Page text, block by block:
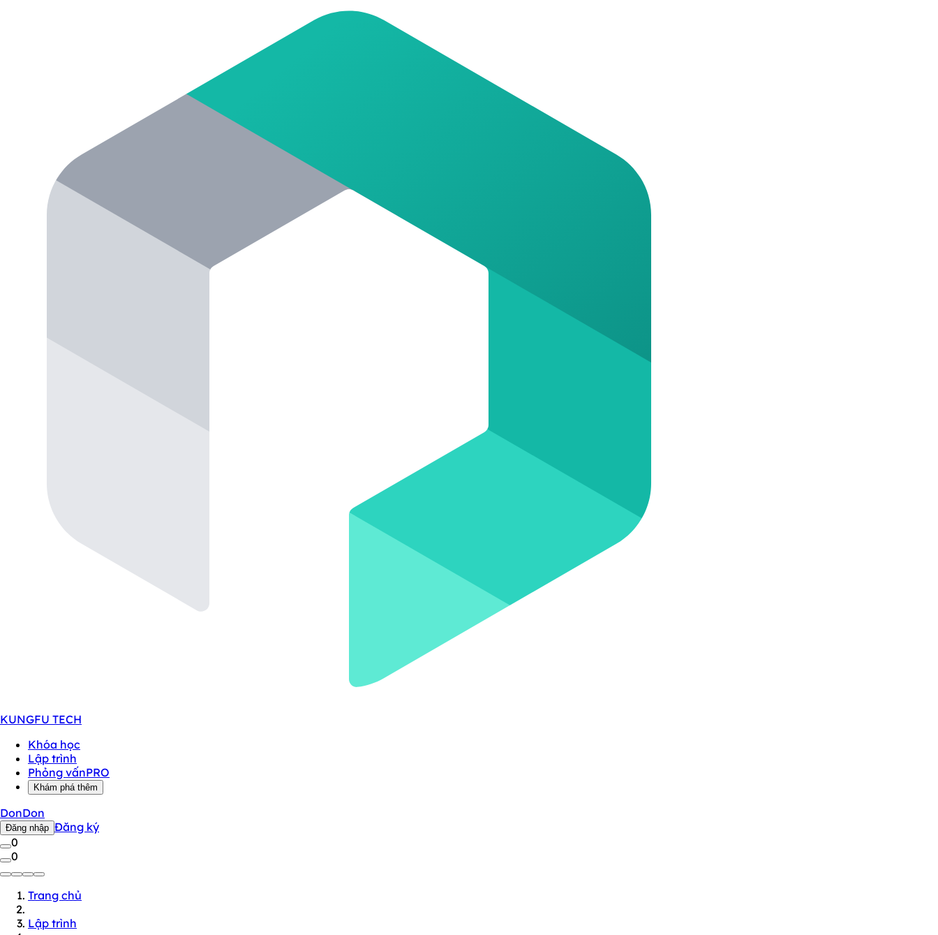
KUNGFU TECH
Khóa học
Lập trình
Phỏng vấnPRO
Khám phá thêm
DonDon
Đăng nhập Đăng ký
0
0
Trang chủ
Lập trình